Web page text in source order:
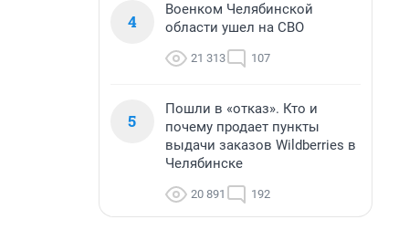
4
Военком Челябинской
области ушел на СВО
21 313 107
5
Пошли в «отказ». Кто и
почему продает пункты
выдачи заказов Wildberries в
Челябинске
20 891 192